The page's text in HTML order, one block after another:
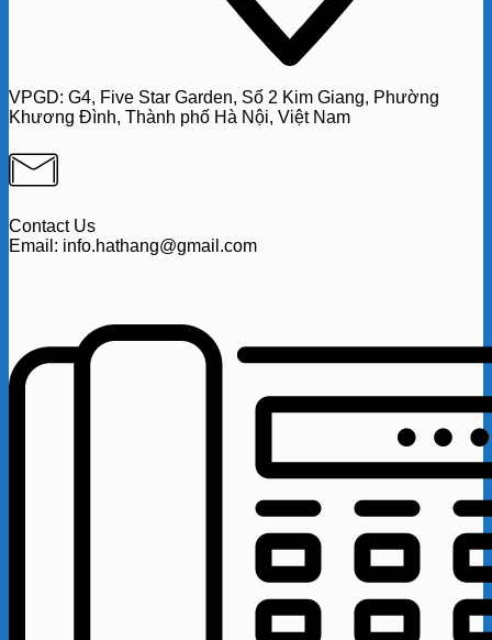
VPGD: G4, Five Star Garden, Số 2 Kim Giang, Phường
Khương Đình, Thành phố Hà Nội, Việt Nam
Contact Us
Email: info.hathang@gmail.com